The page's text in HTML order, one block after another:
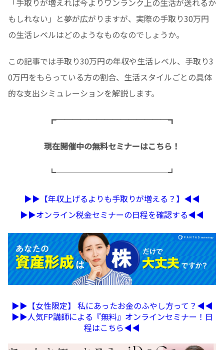
「手取りが増えれば今よりワンランク上の生活が送れるか
もしれない」と夢が広がりますが、実際の手取り30万円
の生活レベルはどのようなものなのでしょうか。
この記事では手取り30万円の年収や生活レベル、手取り3
0万円をもらっている方の割合、生活スタイルごとの具体
的な支出シミュレーションを解説します。
┏──────────────┓
現在開催中の無料セミナーはこちら！
┗──────────────┛
▶︎▶︎【年収上げるよりも手取りが増える？】◀︎◀︎
▶︎▶︎オンライン税金セミナーの日程を確認する◀︎◀︎
▶︎▶︎【女性限定】 私にあったお金のふやし方って？◀︎◀︎
▶︎▶︎人気FP講師による『無料』オンラインセミナー！日
程はこちら◀︎◀︎